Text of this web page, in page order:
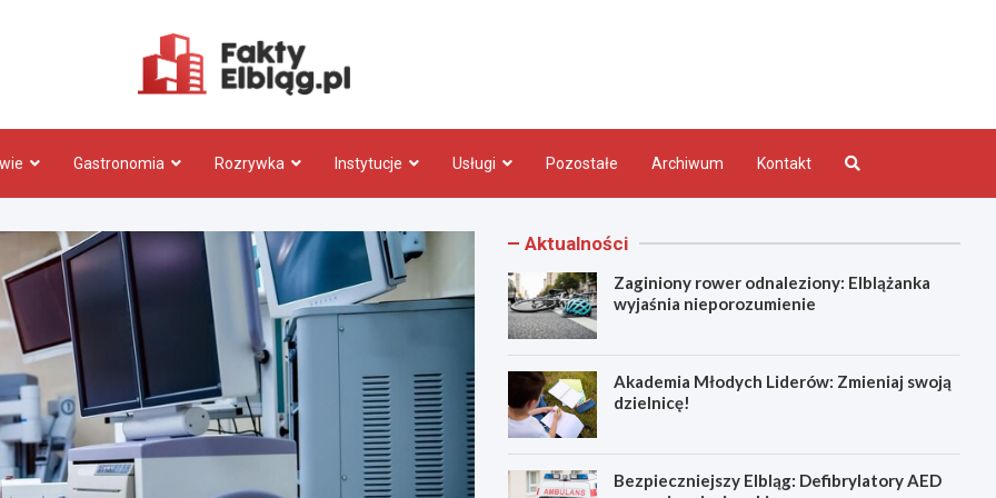
Gastronomia Rozrywka Instytucje Usługi Pozostałe Archiwum Kontakt
Aktualności
Zaginiony rower odnaleziony: Elblążanka
wyjaśnia nieporozumienie
Akademia Młodych Liderów: Zmieniaj swoją
dzielnicę!
Bezpieczniejszy Elbląg: Defibrylatory AED